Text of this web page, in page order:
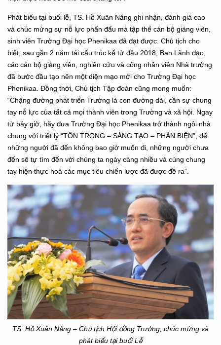
Phát biểu tại buổi lễ, TS. Hồ Xuân Năng ghi nhận, đánh giá cao
và chúc mừng sự nỗ lực phấn đấu mà tập thể cán bộ giảng viên,
sinh viên Trường Đại học Phenikaa đã đạt được. Chủ tịch cho
biết, sau gần 2 năm tái cấu trúc kể từ đầu 2018, Ban Lãnh đạo,
các cán bộ giảng viên, nghiên cứu và công nhân viên Nhà trường
đã bước đầu tạo nên một diện mạo mới cho Trường Đại học
Phenikaa. Đồng thời, Chủ tịch Tập đoàn cũng mong muốn:
“Chặng đường phát triển Trường là con đường dài, cần sự chung
tay nỗ lực của tất cả mọi thành viên trong Trường và xã hội. Ngay
từ bây giờ, hãy đưa Trường Đại học Phenikaa trở thành ngôi nhà
chung với triết lý “TÔN TRỌNG – SÁNG TẠO – PHẢN BIỆN”, để
những người đã đến không bao giờ muốn đi, những người chưa
đến sẽ tự tìm đến với chúng ta ngày càng nhiều và cùng chung
tay hiện thực hoá các mục tiêu chiến lược đã được đề ra”.
TS. Hồ Xuân Năng – Chủ tịch Hội đồng Trường, chúc mừng và
phát biểu tại buổi Lễ